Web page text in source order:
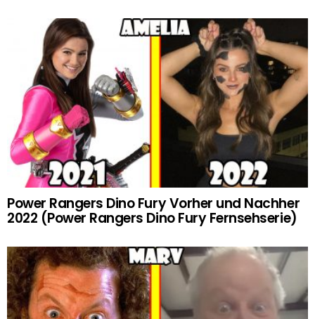
Power Rangers Dino Fury Vorher und Nachher
2022 (Power Rangers Dino Fury Fernsehserie)